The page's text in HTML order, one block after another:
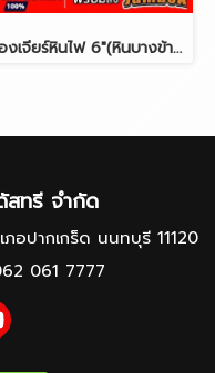
เครื่องเจียร์หินไฟ 6"(หินบางข้าง) MAKITA GB602W 250W
สทรี จำกัด
อปากเกร็ด นนทบุรี 11120
061 7777